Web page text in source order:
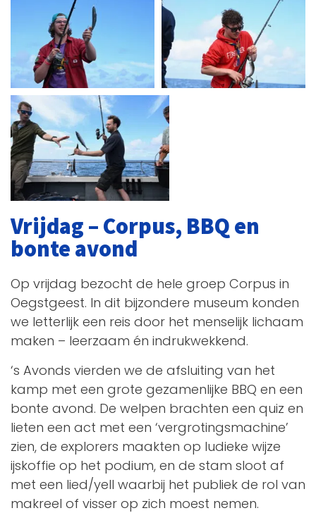
Vrijdag – Corpus, BBQ en
bonte avond
Op vrijdag bezocht de hele groep Corpus in
Oegstgeest. In dit bijzondere museum konden
we letterlijk een reis door het menselijk lichaam
maken – leerzaam én indrukwekkend.
‘s Avonds vierden we de afsluiting van het
kamp met een grote gezamenlijke BBQ en een
bonte avond. De welpen brachten een quiz en
lieten een act met een ‘vergrotingsmachine’
zien, de explorers maakten op ludieke wijze
ijskoffie op het podium, en de stam sloot af
met een lied/yell waarbij het publiek de rol van
makreel of visser op zich moest nemen.